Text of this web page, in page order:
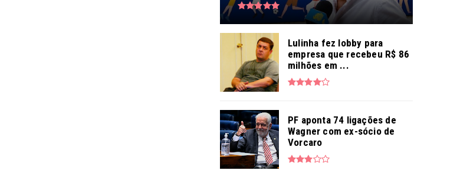
Lulinha fez lobby para
empresa que recebeu R$ 86
milhões em ...
PF aponta 74 ligações de
Wagner com ex-sócio de
Vorcaro